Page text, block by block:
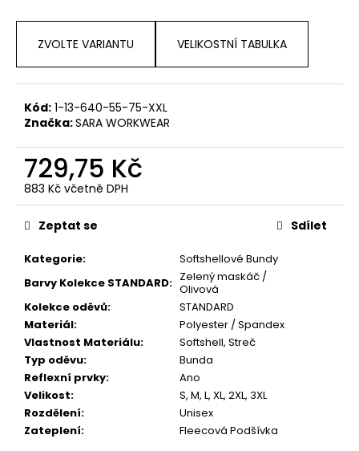
ZVOLTE VARIANTU VELIKOSTNÍ TABULKA
Kód: 1-13-640-55-75-XXL
Značka:SARA WORKWEAR
729,75 Kč
883 Kč včetně DPH
Měrná
cena:
Kategorie:
Softshellové Bundy
Barvy Kolekce STANDARD: Zelený maskáč /
Olivová
Kolekce oděvů:
STANDARD
Materiál:
Polyester / Spandex
Vlastnost Materiálu: Softshell, Streč
Typ oděvu:
Bunda
Reflexní prvky:
Ano
Velikost: S, M, L, XL, 2XL, 3XL
Rozdělení:
Unisex
Zateplení: Fleecová Podšívka
Zeptat se Sdílet